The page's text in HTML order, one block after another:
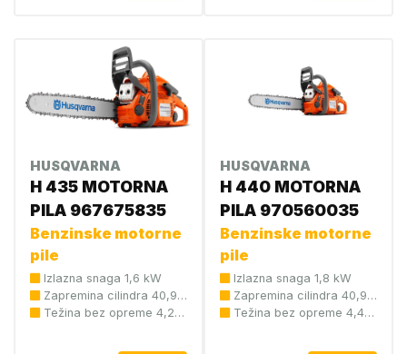
HUSQVARNA
H 435 MOTORNA
PILA 967675835
Benzinske motorne
pile
Izlazna snaga 1,6 kW
Zapremina cilindra 40,9
cm3
Težina bez opreme 4,2
HUSQVARNA
H 440 MOTORNA
PILA 970560035
Benzinske motorne
pile
Izlazna snaga 1,8 kW
Zapremina cilindra 40,9
cm3
Težina bez opreme 4,4